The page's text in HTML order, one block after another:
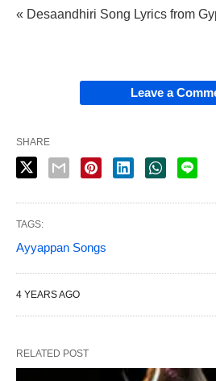
« Desaandhiri Song Lyrics from
Leave a
SHARE
TAGS:
Ayyappan Songs
4 YEARS AGO
RELATED POST